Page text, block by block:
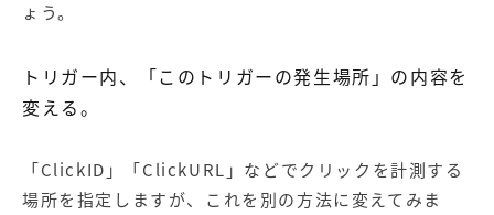
ょう。
トリガー内、「このトリガーの発生場所」の内容を
変える。
「ClickID」「ClickURL」などでクリックを計測する
場所を指定しますが、これを別の方法に変えてみま